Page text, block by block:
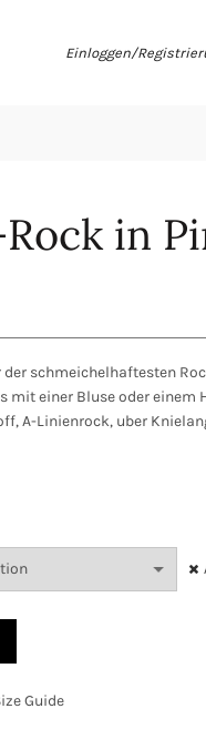
Einloggen/
in
der schmeichelhaftesten
mit einer Bluse oder einem
A-Linienrock, uber
Guide